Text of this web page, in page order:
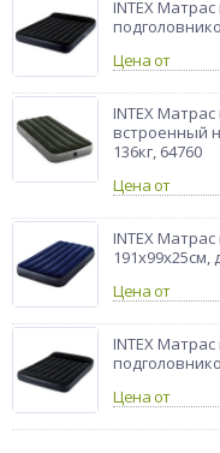
INTEX Матрас
Цена от
INTEX Матрас
встроенный
136кг, 64760
Цена от
INTEX Матрас
191x99x25см,
Цена от
INTEX Матрас
Цена от